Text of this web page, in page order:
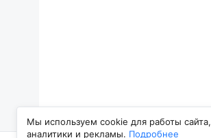
Мы используем cookie для работы сайта,
аналитики и рекламы. Подробнее